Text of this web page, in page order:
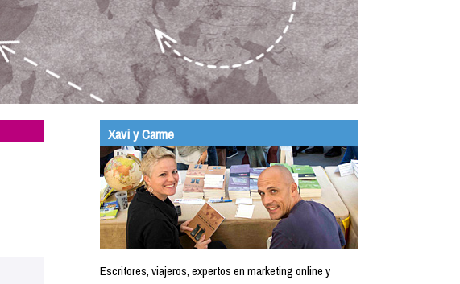
Xavi y Carme
Escritores, viajeros, expertos en marketing online y